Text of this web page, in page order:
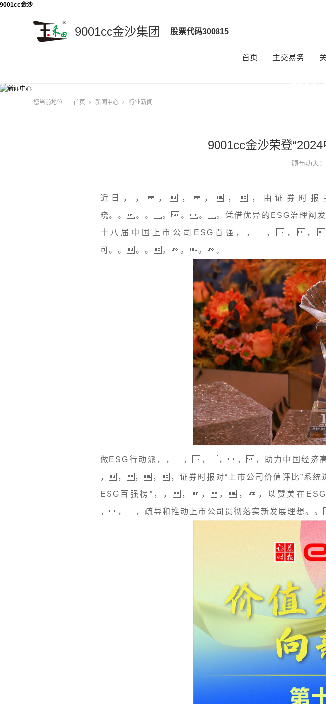
9001cc金沙
9001cc金沙集团
9001cc
股票代码300815
首页 主交易务
您当前地位: 首页 新闻中心 行业新闻
9001cc金沙荣登
颁布功夫：
近日，， ，， ，，，由证券时报主
晓。。。。。。。。凭借优异的ESG治理
十八届中国上市公司ESG百强，， ，， ，
可。。。。。。。。
做ESG行动派，， ，， ，，，助力中国经
，， ，，，证券时报对“上市公司价值评比”系
ESG百强榜”，， ，， ，，，以赞美在
，，，疏导和推动上市公司贯彻落实新发展理想